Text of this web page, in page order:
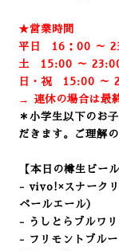
★営業時間
平日 16：00 ～
土 15:00 ～
日・祝 15:00 ～
→ 連休の場合は最
＊小学生以下のお
だきます。ご理解
【本日の樽生ビー
- vivo!×スナーク
ペールエール）
- うしとらブルワ
- フリモントブル